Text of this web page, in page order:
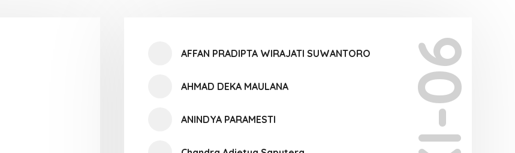
XI-06
AFFAN PRADIPTA WIRAJATI SUWANTORO
AHMAD DEKA MAULANA
ANINDYA PARAMESTI